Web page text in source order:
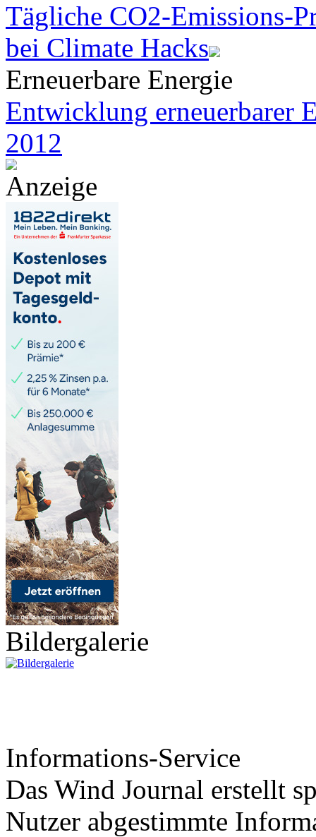
Tägliche CO2-Emissions-
bei Climate Hacks
Erneuerbare Energie
Entwicklung erneuerbarer
2012
Anzeige
Bildergalerie
Informations-Service
Das Wind Journal erstellt
Nutzer abgestimmte